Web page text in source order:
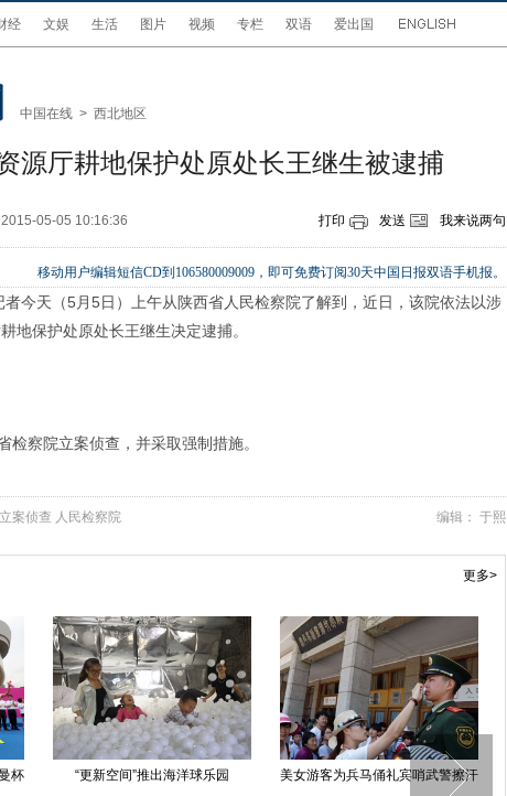
经 文娱 生活 图片 视频 专栏 双语 爱出国
中国在线 > 西北地区
源厅耕地保护处原处长王继生被逮捕
2015-05-05 10:16:36 打印 发送 我来说两句
移动用户编辑短信CD到106580009009，即可免费订阅30天中国日报双语手机报。
今天（5月5日）上午从陕西省人民检察院了解到，近日，该院依法以涉
地保护处原处长王继生决定逮捕。
检察院立案侦查，并采取强制措施。
编辑： 于熙
立案侦查 人民检察院
更多>
杯
“更新空间”推出海洋球乐园 美女游客为兵马俑礼宾哨武警擦汗